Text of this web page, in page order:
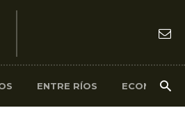
ENTRE RÍOS ECONOMÍA